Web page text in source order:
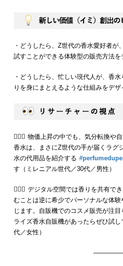
・どうしたら、Z世代の香水愛好者が
試すことができる体験型の販売方法
・どうしたら、忙しい現代人が、香
りを身にまとえるような仕組みをデ
💁🏻‍♂️ 物価上昇の中でも、気分転換や
香水は、まさにZ世代の手が届くラグ
水の代用品を紹介する
す（ミレニアル世代／30代／男性）
💁🏻‍♀️ デジタル空間では香りを共有で
むことは逆に希少でパーソナルな体
じます。自販機でのコスメ販売が注
ライズ香水自販機があったらぜひ試
代／女性）